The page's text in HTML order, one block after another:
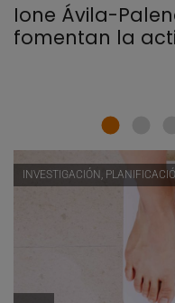
Ione Ávila-
fomentan la
INVESTIGACIÓN,